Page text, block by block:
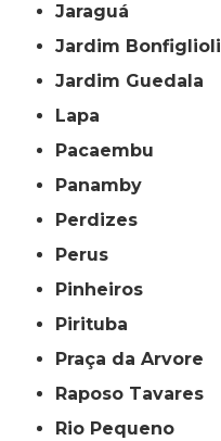
Jaraguá
Jardim Bonfiglioli
Jardim Guedala
Lapa
Pacaembu
Panamby
Perdizes
Perus
Pinheiros
Pirituba
Praça da Arvore
Raposo Tavares
Rio Pequeno